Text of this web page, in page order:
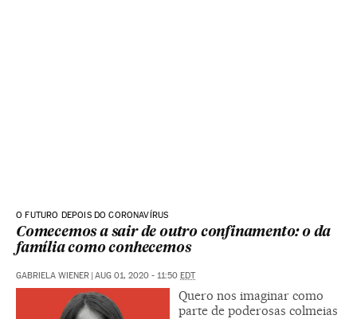
O FUTURO DEPOIS DO CORONAVÍRUS
Comecemos a sair de outro confinamento: o da
família como conhecemos
GABRIELA WIENER | AUG 01, 2020 - 11:50 EDT
Quero nos imaginar como
parte de poderosas colmeias